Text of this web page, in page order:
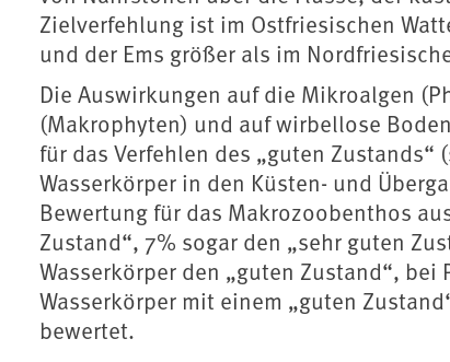
Zielverfehlung ist im Ostfriesischen
und der Ems größer als im
Die Auswirkungen auf die Mikroalgen
(Makrophyten) und auf wirbellose
für das Verfehlen des „guten
Wasserkörper in den Küsten- und
Bewertung für das Makrozoobenthos
Zustand“, 7% sogar den „sehr guten
Wasserkörper den „guten Zustand“,
Wasserkörper mit einem „guten
bewertet.